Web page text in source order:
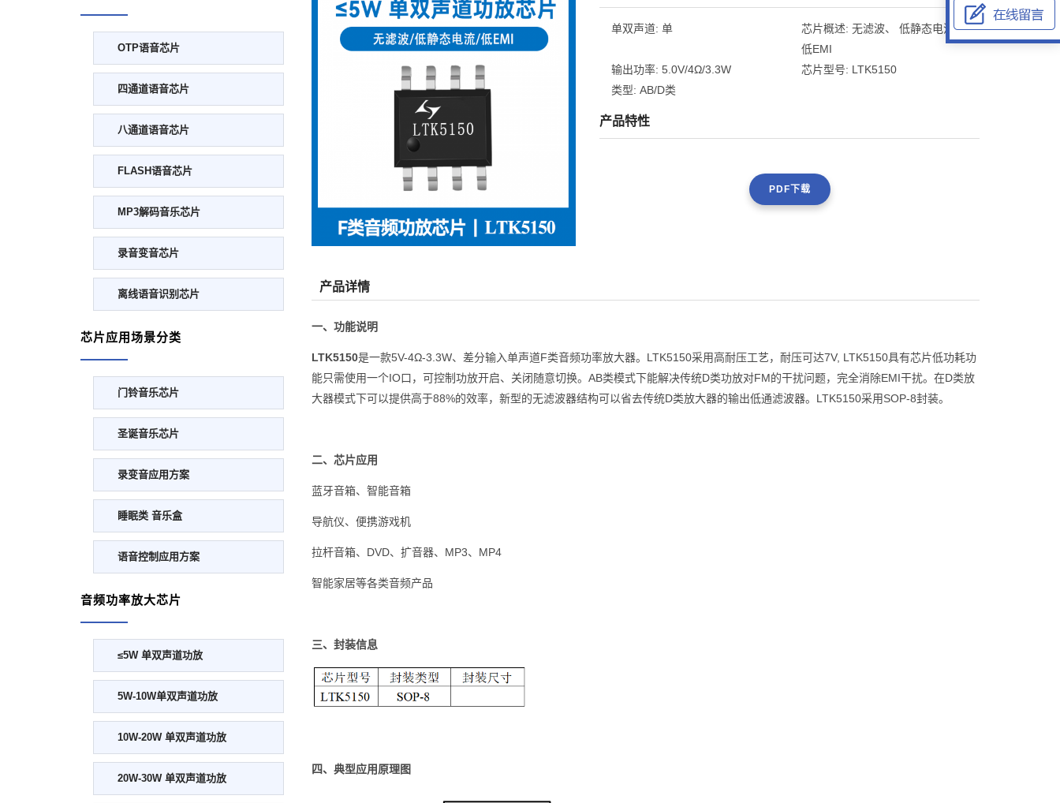
OTP语音芯片
四通道语音芯片
八通道语音芯片
FLASH语音芯片
MP3解码音乐芯片
录音变音芯片
离线语音识别芯片
芯片应用场景分类
门铃音乐芯片
圣诞音乐芯片
录变音应用方案
睡眠类 音乐盒
语音控制应用方案
音频功率放大芯片
≤5W 单双声道功放
5W-10W单双声道功放
10W-20W 单双声道功放
20W-30W 单双声道功放
单双声道: 单 芯片概述: 无滤波、 低静态电流、
低EMI
输出功率: 5.0V/4Ω/3.3W 芯片型号: LTK5150
类型: AB/D类
产品特性
PDF下载
产品详情
一、功能说明
LTK5150是一款5V-4Ω-3.3W、差分输入单声道F类音频功率放大器。LTK5150采用高耐压工艺，耐压可达7V, LTK5150具有芯片低功耗功
能只需使用一个IO口，可控制功放开启、关闭随意切换。AB类模式下能解决传统D类功放对FM的干扰问题，完全消除EMI干扰。在D类放
大器模式下可以提供高于88%的效率，新型的无滤波器结构可以省去传统D类放大器的输出低通滤波器。LTK5150采用SOP-8封装。
二、芯片应用
蓝牙音箱、智能音箱
导航仪、便携游戏机
拉杆音箱、DVD、扩音器、MP3、MP4
智能家居等各类音频产品
三、封装信息
四、典型应用原理图